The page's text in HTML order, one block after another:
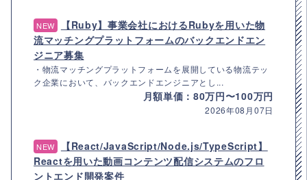
NEW
【Ruby】事業会社におけるRubyを用いた物
流マッチングプラットフォームのバックエンドエン
ジニア募集
・物流マッチングプラットフォームを展開している物流テッ
ク企業において、バックエンドエンジニアとし...
月額単価：80万円〜100万円
2026年08月07日
NEW
【React/JavaScript/Node.js/TypeScript】
Reactを用いた動画コンテンツ配信システムのフロ
ントエンド開発案件